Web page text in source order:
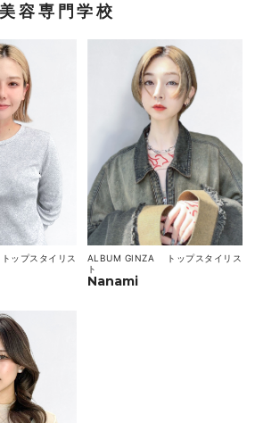
容専門学校
トップスタイリス
Nanami
ALBUM GINZA
トップスタイリス
ト